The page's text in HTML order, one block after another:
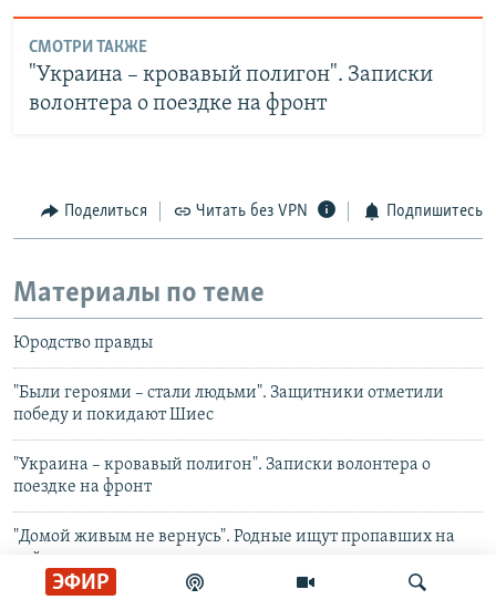
ЭФИР
СМОТРИ ТАКЖЕ
"Украина – кровавый полигон". Записки
волонтера о поездке на фронт
Поделиться Читать без VPN Подпишитесь
Материалы по теме
Юродство правды
"Были героями – стали людьми". Защитники отметили
победу и покидают Шиес
"Украина – кровавый полигон". Записки волонтера о
поездке на фронт
"Домой живым не вернусь". Родные ищут пропавших на
войне военных, а государство им в этом не помогает